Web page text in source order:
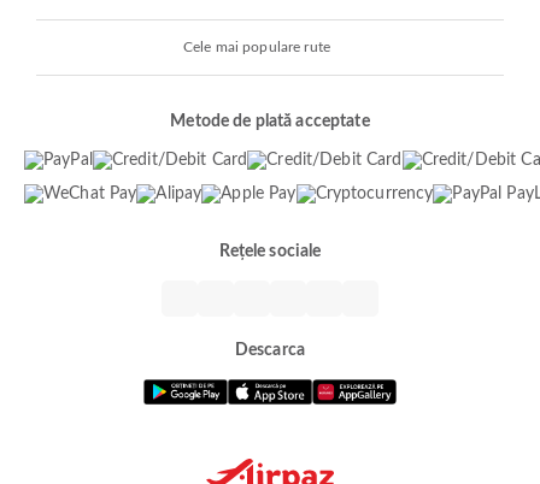
Cele mai populare rute
Metode de plată acceptate
Rețele sociale
Descarca